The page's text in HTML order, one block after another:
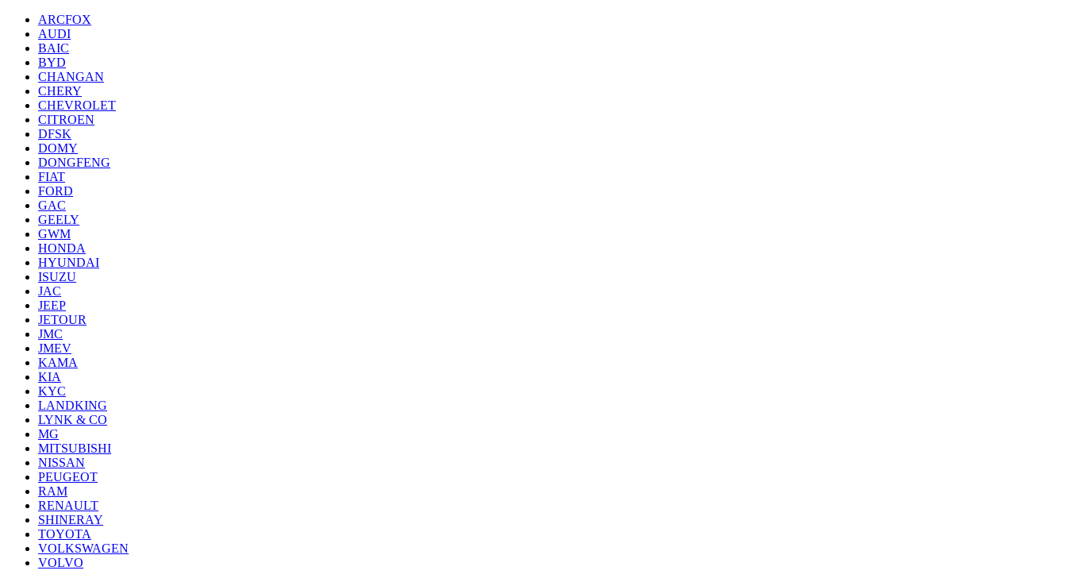
ARCFOX
AUDI
BAIC
BYD
CHANGAN
CHERY
CHEVROLET
CITROEN
DFSK
DOMY
DONGFENG
FIAT
FORD
GAC
GEELY
GWM
HONDA
HYUNDAI
ISUZU
JAC
JEEP
JETOUR
JMC
JMEV
KAMA
KIA
KYC
LANDKING
LYNK & CO
MG
MITSUBISHI
NISSAN
PEUGEOT
RAM
RENAULT
SHINERAY
TOYOTA
VOLKSWAGEN
VOLVO